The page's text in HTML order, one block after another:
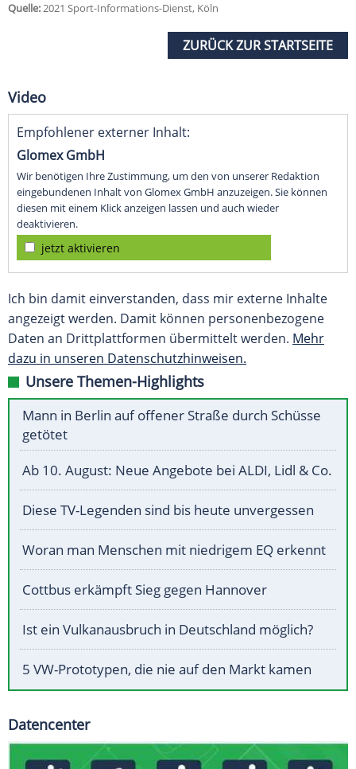
Quelle:2021 Sport-Informations-Dienst, Köln
ZURÜCK ZUR STARTSEITE
Video
Empfohlener externer Inhalt:
Glomex GmbH
Wir benötigen Ihre Zustimmung, um den von unserer Redaktion
eingebundenen Inhalt von Glomex GmbH anzuzeigen. Sie können
diesen mit einem Klick anzeigen lassen und auch wieder
deaktivieren.
jetzt aktivieren
Ich bin damit einverstanden, dass mir externe Inhalte
angezeigt werden. Damit können personenbezogene
Daten an Drittplattformen übermittelt werden. Mehr
dazu in unseren Datenschutzhinweisen.
Unsere Themen-Highlights
Mann in Berlin auf offener Straße durch Schüsse
getötet
Ab 10. August: Neue Angebote bei ALDI, Lidl & Co.
Diese TV-Legenden sind bis heute unvergessen
Woran man Menschen mit niedrigem EQ erkennt
Cottbus erkämpft Sieg gegen Hannover
Ist ein Vulkanausbruch in Deutschland möglich?
5 VW-Prototypen, die nie auf den Markt kamen
Datencenter